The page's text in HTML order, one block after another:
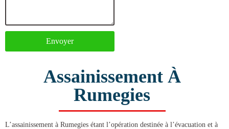
Envoyer
Assainissement À
Rumegies
L’assainissement à Rumegies étant l’opération destinée à l’évacuation et à